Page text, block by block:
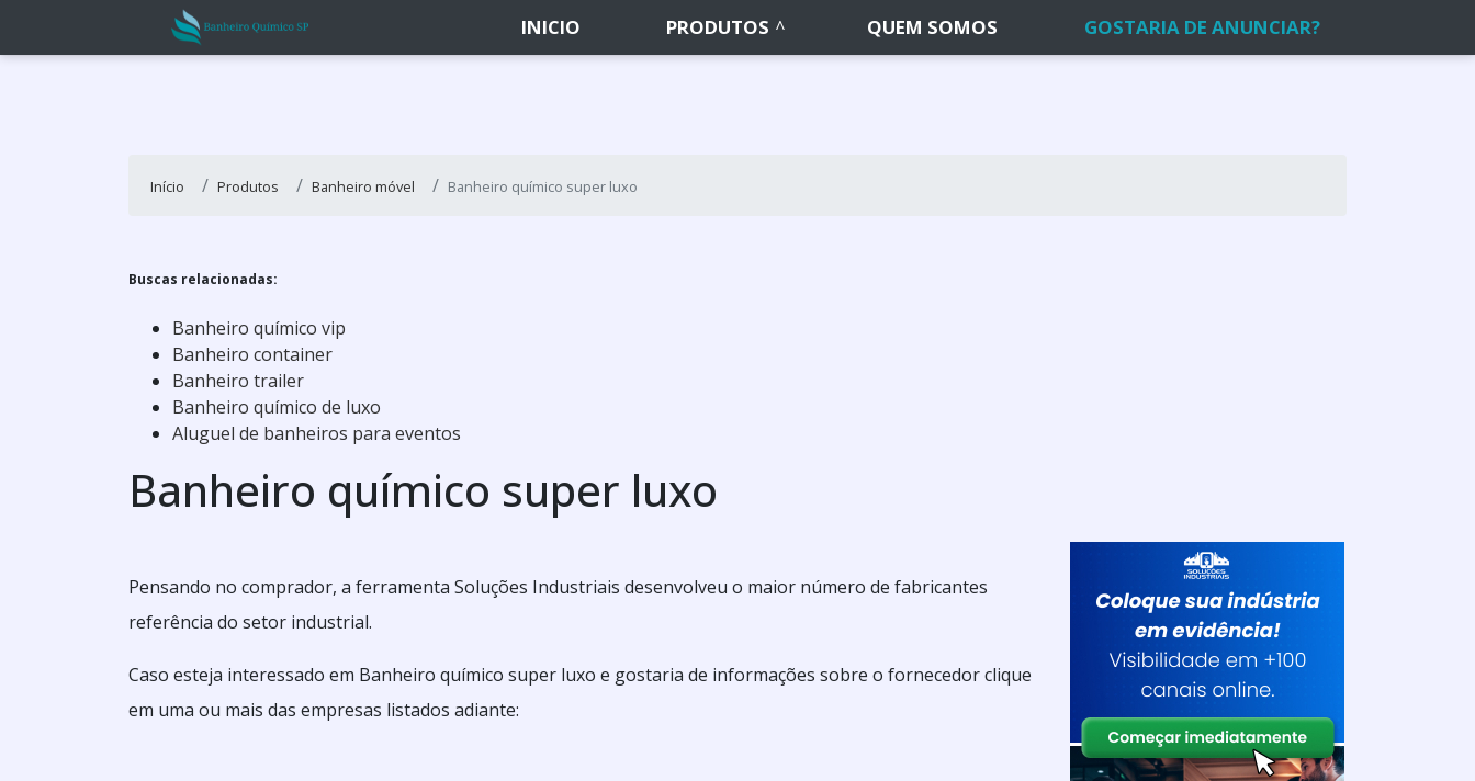
INICIO PRODUTOS QUEM SOMOS GOSTARIA DE ANUNCIAR?
Início Produtos Banheiro móvel Banheiro químico super luxo
Buscas relacionadas:
Banheiro químico vip
Banheiro container
Banheiro trailer
Banheiro químico de luxo
Aluguel de banheiros para eventos
Banheiro químico super luxo
Pensando no comprador, a ferramenta Soluções Industriais desenvolveu o maior número de fabricantes
referência do setor industrial.
Caso esteja interessado em Banheiro químico super luxo e gostaria de informações sobre o fornecedor clique
em uma ou mais das empresas listados adiante: